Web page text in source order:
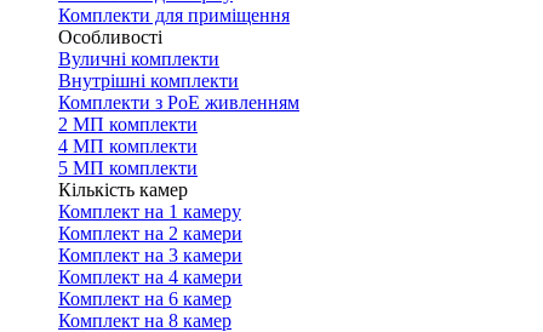
Комплекти для приміщення
Особливості
Вуличні комплекти
Внутрішні комплекти
Комплекти з PoE живленням
2 МП комплекти
4 МП комплекти
5 МП комплекти
Кількість камер
Комплект на 1 камеру
Комплект на 2 камери
Комплект на 3 камери
Комплект на 4 камери
Комплект на 6 камер
Комплект на 8 камер